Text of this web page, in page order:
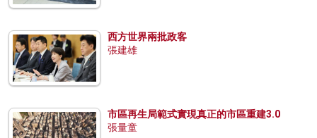
西方世界兩批政客
張建雄
市區再生局範式實現真正的市區重建3.0
張量童